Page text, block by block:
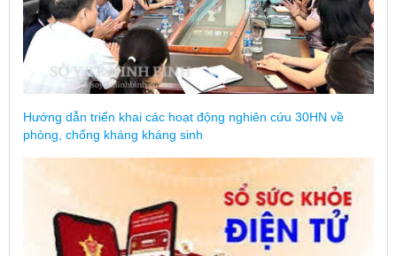
Hướng dẫn triển khai các hoạt động nghiên cứu 30HN về
phòng, chống kháng kháng sinh